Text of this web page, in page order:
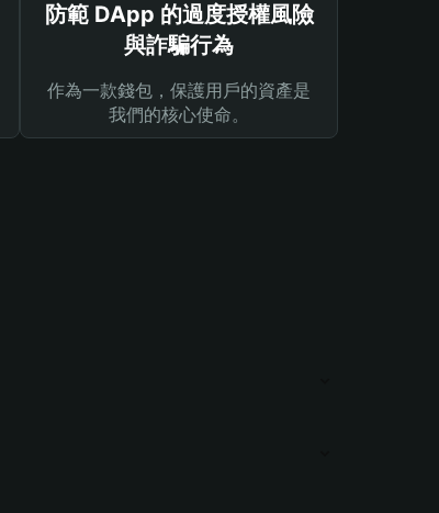
防範 DApp 的過度授權風險
與詐騙行為
作為一款錢包，保護用戶的資產是
我們的核心使命。